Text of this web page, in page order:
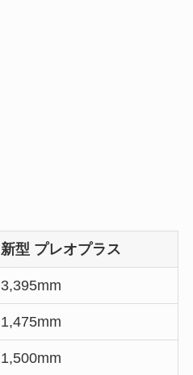
新型 プレオプラス
3,395mm
1,475mm
1,500mm